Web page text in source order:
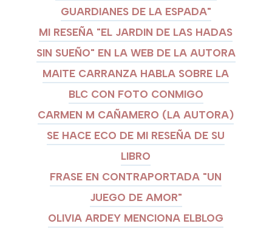
GUARDIANES DE LA ESPADA"
MI RESEÑA "EL JARDIN DE LAS HADAS
SIN SUEÑO" EN LA WEB DE LA AUTORA
MAITE CARRANZA HABLA SOBRE LA
BLC CON FOTO CONMIGO
CARMEN M CAÑAMERO (LA AUTORA)
SE HACE ECO DE MI RESEÑA DE SU
LIBRO
FRASE EN CONTRAPORTADA "UN
JUEGO DE AMOR"
OLIVIA ARDEY MENCIONA ELBLOG